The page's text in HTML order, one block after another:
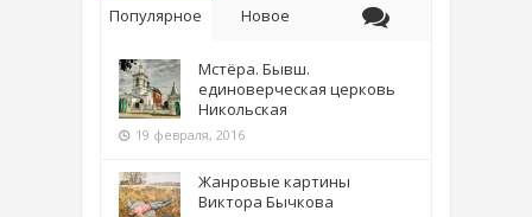
Популярное Новое
Мстёра. Бывш.
единоверческая церковь
Никольская
19 февраля, 2016
Жанровые картины
Виктора Бычкова